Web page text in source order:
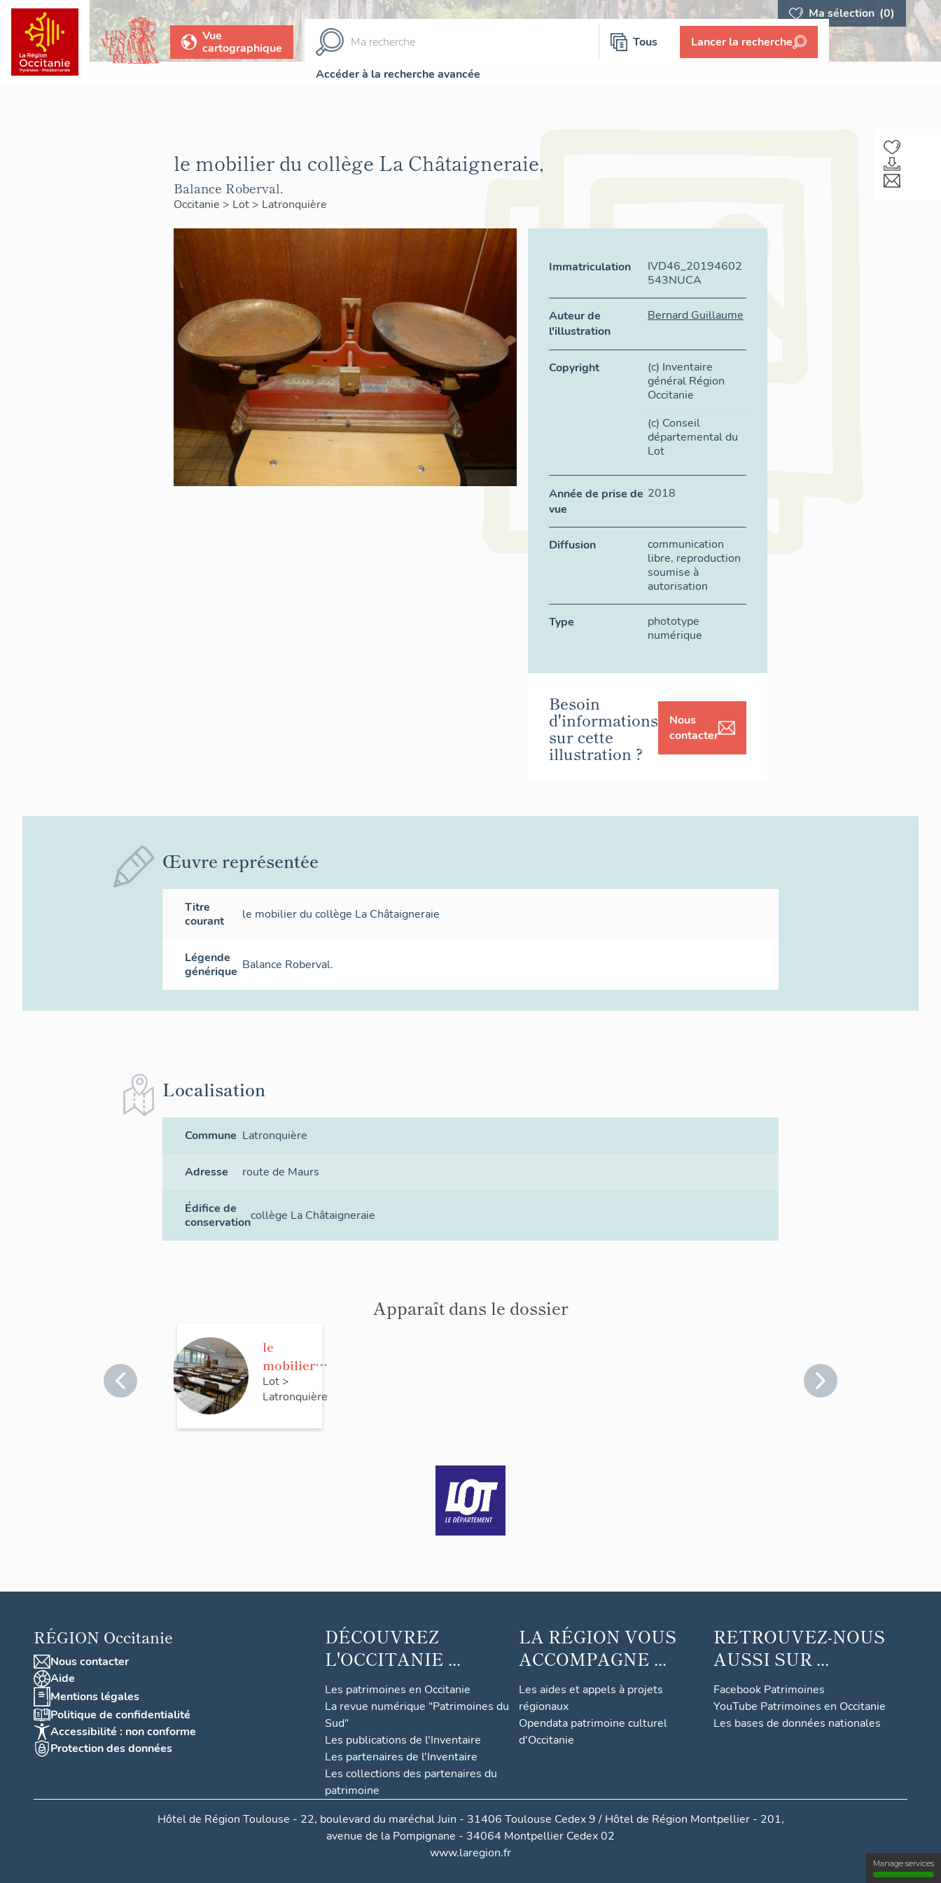
Ma sélection (0)
Vue
cartographique
Tous Lancer la recherche
Accéder à la recherche avancée
le mobilier du collège La Châtaigneraie,
Balance Roberval.
Occitanie > Lot> Latronquière
Immatriculation
IVD46_20194602
543NUCA
Auteur de
l'illustration
Bernard Guillaume
Copyright
(c) Inventaire
général Région
Occitanie
(c) Conseil
départemental du
Lot
Année de prise de
vue
2018
Diffusion
communication
libre, reproduction
soumise à
autorisation
Type
phototype
numérique
Besoin
d'informations
sur cette
illustration ?
Nous
contacter
Œuvre représentée
Titre
courant
le mobilier du collège La Châtaigneraie
Légende
générique Balance Roberval.
Localisation
Commune Latronquière
Adresse route de Maurs
Édifice de
conservationcollège La Châtaigneraie
Apparaît dans le dossier
le
mobilier
du collège
La
Lot>
Latronquière
RÉGION Occitanie
Nous contacter
Aide
Mentions légales
Politique de confidentialité
Accessibilité : non conforme
Protection des données
DÉCOUVREZ
L'OCCITANIE ...
Les patrimoines en Occitanie
La revue numérique "Patrimoines du
Sud"
Les publications de l'Inventaire
Les partenaires de l'Inventaire
Les collections des partenaires du
patrimoine
LA RÉGION VOUS
ACCOMPAGNE ...
Les aides et appels à projets
régionaux
Opendata patrimoine culturel
d'Occitanie
RETROUVEZ-NOUS
AUSSI SUR ...
Facebook Patrimoines
YouTube Patrimoines en Occitanie
Les bases de données nationales
Hôtel de Région Toulouse - 22, boulevard du maréchal Juin - 31406 Toulouse Cedex 9 / Hôtel de Région Montpellier - 201,
avenue de la Pompignane - 34064 Montpellier Cedex 02
www.laregion.fr
Manage services